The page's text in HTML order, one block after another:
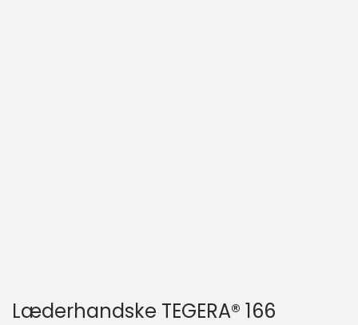
Læderhandske TEGERA® 166